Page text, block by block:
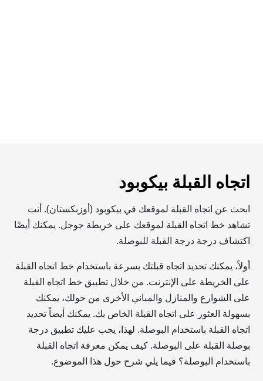
اتجاه القبلة بيكوبود
ابحث عن اتجاه القبلة لموقعك في بيكوبود (أوزبكستان). أنت
تشاهد خط اتجاه القبلة لموقعك على خريطة جوجل. يمكنك أيضًا
اكتشاف درجة درجة القبلة للبوصلة.
أولاً، يمكنك تحديد اتجاه قبلتك بسرعة باستخدام خط اتجاه القبلة
على الخريطة على الإنترنت. من خلال تطبيق خط اتجاه القبلة
على الشوارع والمنازل والمباني الأخرى من حولك، يمكنك
بسهولة العثور على اتجاه القبلة الخاص بك. يمكنك أيضاً تحديد
اتجاه القبلة باستخدام البوصلة. لهذا، يجب عليك تطبيق درجة
بوصلة القبلة على البوصلة. كيف يمكن معرفة اتجاه القبلة
باستخدام البوصلة؟ فيما يلي شرح حول هذا الموضوع.